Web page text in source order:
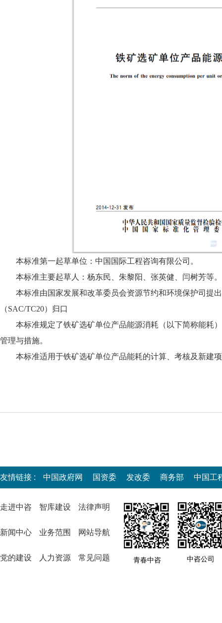
本标准第一起草单位：中国国际工程咨询有限公司。
本标准主要起草人：杨东民、朱黎阳、张英健、闫树芳等。
本标准由国家发展和改革委员会资源节约和环境保护司提
（SAC/TC20）归口
本标准规定了铁矿选矿单位产品能源消耗（以下简称能耗
管理与措施。
本标准适用于铁矿选矿单位产品能耗的计算、考核及新建